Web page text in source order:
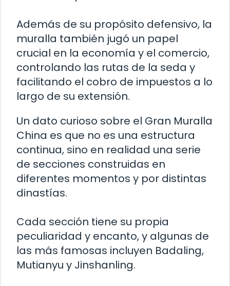
Además de su propósito defensivo, la
muralla también jugó un papel
crucial en la economía y el comercio,
controlando las rutas de la seda y
facilitando el cobro de impuestos a lo
largo de su extensión.
Un dato curioso sobre el Gran Muralla
China es que no es una estructura
continua, sino en realidad una serie
de secciones construidas en
diferentes momentos y por distintas
dinastías.
Cada sección tiene su propia
peculiaridad y encanto, y algunas de
las más famosas incluyen Badaling,
Mutianyu y Jinshanling.